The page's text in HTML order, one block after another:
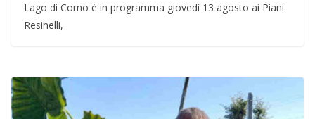
Lago di Como è in programma giovedì 13 agosto ai Piani
Resinelli,